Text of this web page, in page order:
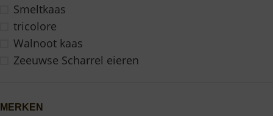
Smeltkaas
tricolore
Walnoot kaas
Zeeuwse Scharrel eieren
MERKEN